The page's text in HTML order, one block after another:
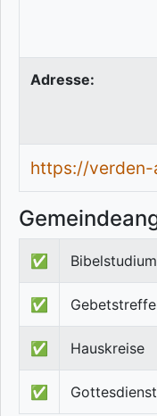
Adresse:
https://verden-
✅ Bibelstudium
✅
✅ Hauskreise
✅